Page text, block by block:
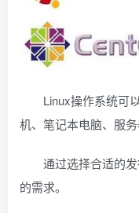
Linux操作系统可
机、笔记本电脑、服务
通过选择合适的
的需求。